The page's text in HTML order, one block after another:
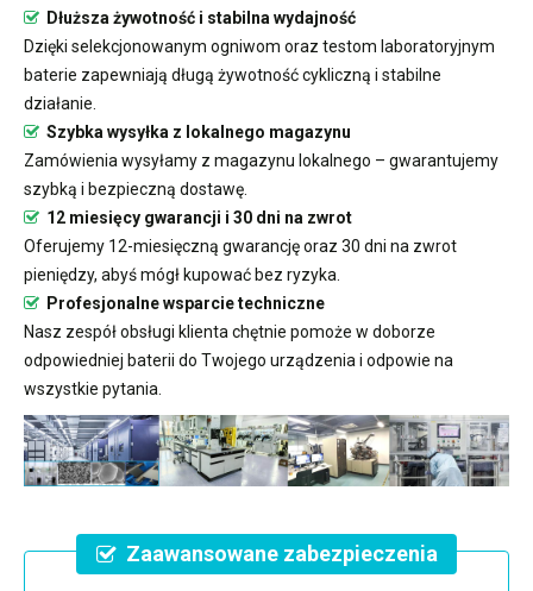
Dłuższa żywotność i stabilna wydajność
Dzięki selekcjonowanym ogniwom oraz testom laboratoryjnym
baterie zapewniają długą żywotność cykliczną i stabilne
działanie.
Szybka wysyłka z lokalnego magazynu
Zamówienia wysyłamy z magazynu lokalnego – gwarantujemy
szybką i bezpieczną dostawę.
12 miesięcy gwarancji i 30 dni na zwrot
Oferujemy 12-miesięczną gwarancję oraz 30 dni na zwrot
pieniędzy, abyś mógł kupować bez ryzyka.
Profesjonalne wsparcie techniczne
Nasz zespół obsługi klienta chętnie pomoże w doborze
odpowiedniej baterii do Twojego urządzenia i odpowie na
wszystkie pytania.
Zaawansowane zabezpieczenia